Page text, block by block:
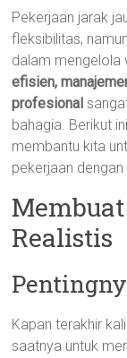
Pekerjaan jarak
fleksibilitas,
dalam mengelola
efisien,
profesional
bahagia. Berikut
membantu kita
pekerjaan
Realistis
Kapan terakhir
saatnya untuk